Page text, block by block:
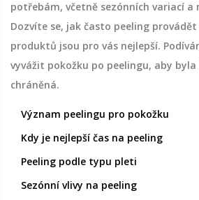
potřebám, včetně sezónních variací
Dozvíte se, jak často peeling
produktů jsou pro vás nejlepší.
vyvážit pokožku po peelingu, aby
chráněná.
Význam peelingu pro pokožku
Kdy je nejlepší čas na peeling
Peeling podle typu pleti
Sezónní vlivy na peeling